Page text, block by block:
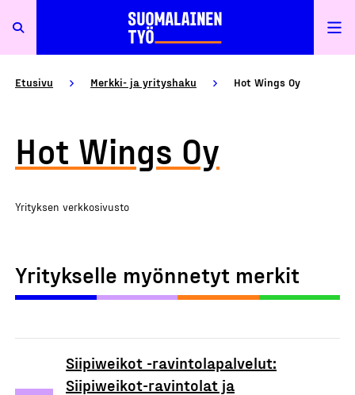
Etusivu Merkki- ja yrityshaku Hot Wings Oy
Hot Wings Oy
Yrityksen verkkosivusto
Yritykselle myönnetyt merkit
Siipiweikot -ravintolapalvelut:
Siipiweikot-ravintolat ja